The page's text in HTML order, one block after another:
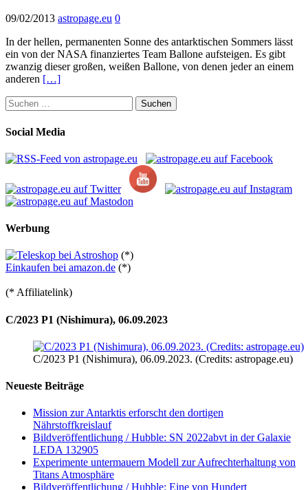
09/02/2013 astropage.eu 0
In der hellen, permanenten Sonne des antarktischen Sommers lässt
ein von der NASA finanziertes Team Ballone aufsteigen. Es gibt
zwanzig dieser großen, weißen Ballone, von denen jeder an einem
anderen […]
Suchen
nach:
Social Media
Werbung
(*)
Einkaufen bei amazon.de (*)
(* Affiliatelink)
C/2023 P1 (Nishimura), 06.09.2023
C/2023 P1 (Nishimura), 06.09.2023. (Credits: astropage.eu)
Neueste Beiträge
Mission zur Antarktis erforscht den dortigen
Nährstoffkreislauf
Bildveröffentlichung / Hubble: SN 2022abvt in der Galaxie
LEDA 132905
Experimente untermauern Modell zur Aufrechterhaltung von
Titans Atmosphäre
Bildveröffentlichung / Hubble: Eine von Hundert